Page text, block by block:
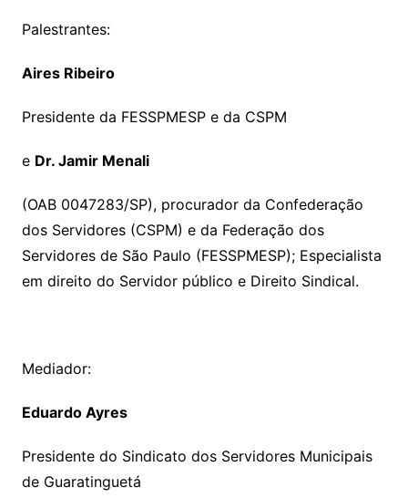
Palestrantes:
Aires Ribeiro
Presidente da FESSPMESP e da CSPM
e Dr. Jamir Menali
(OAB 0047283/SP), procurador da Confederação
dos Servidores (CSPM) e da Federação dos
Servidores de São Paulo (FESSPMESP); Especialista
em direito do Servidor público e Direito Sindical.
Mediador:
Eduardo Ayres
Presidente do Sindicato dos Servidores Municipais
de Guaratinguetá